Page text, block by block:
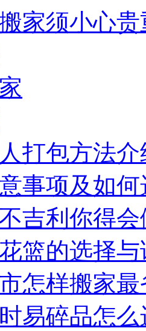
家须小心
打包方法
事项及如
吉利你得
篮的选择
怎样搬家
易碎品怎